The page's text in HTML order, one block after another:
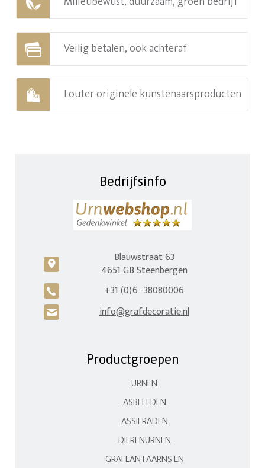
Veilig betalen, ook achteraf
Louter originele kunstenaarsproducten
Bedrijfsinfo
c
Blauwstraat 63
4651 GB Steenbergen
A +31 (0)6 -38080006
H info@grafdecoratie.nl
Productgroepen
URNEN
ASBEELDEN
ASSIERADEN
DIERENURNEN
GRAFLANTAARNS EN